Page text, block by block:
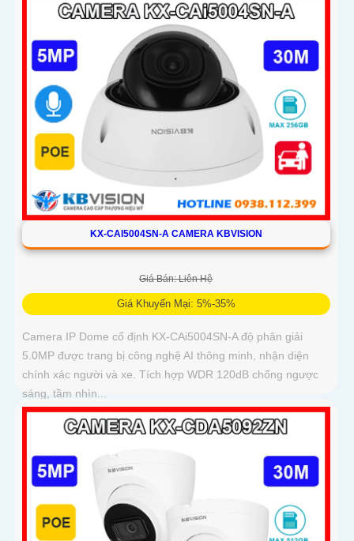
KX-CAI5004SN-A CAMERA KBVISION
Giá Bán: Liên Hệ
Giá Khuyến Mại: 5%-35%
Camera IP Dome cố định KX-CAi5004SN-A độ phân giải
5.0MP được trang bị công nghệ AI thông minh, nhận diện
chính xác người và xe. Tích hợp WDR 120dB chống ngược
sáng, tầm nhìn...